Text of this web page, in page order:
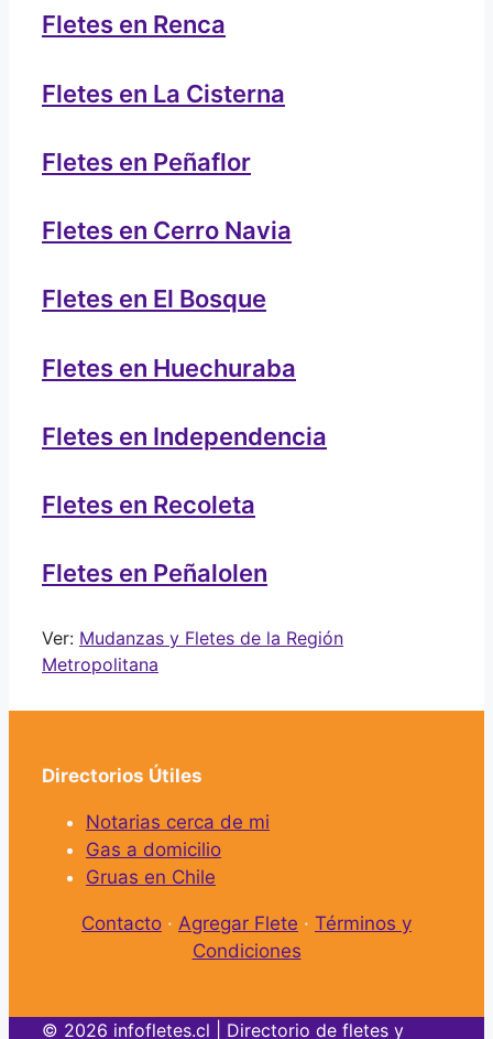
Fletes en Renca
Fletes en La Cisterna
Fletes en Peñaflor
Fletes en Cerro Navia
Fletes en El Bosque
Fletes en Huechuraba
Fletes en Independencia
Fletes en Recoleta
Fletes en Peñalolen
Ver: Mudanzas y Fletes de la Región
Metropolitana
Directorios Útiles
Notarias cerca de mi
Gas a domicilio
Gruas en Chile
Contacto · Agregar Flete · Términos y
Condiciones
© 2026 infofletes.cl | Directorio de fletes y